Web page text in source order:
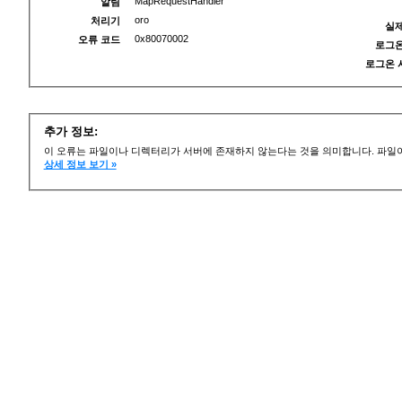
처리기
oro
오류 코드
0x80070002
실
로그
로그온
추가 정보:
이 오류는 파일이나 디렉터리가 서버에 존재하지 않는다는 것을 의미합니다. 파
상세 정보 보기 »